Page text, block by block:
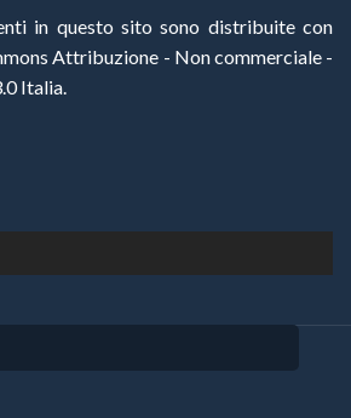
in questo sito sono distribuite con
Attribuzione - Non commerciale -
Italia